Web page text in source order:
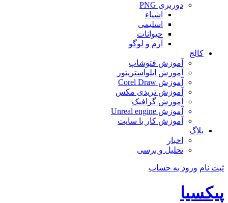
دوربری PNG
اشیاء
اسلیمی
حیوانات
آرم و لوگو
کالج
آموزش فتوشاپ
آموزش ایلواستریتور
آموزش Corel Draw
آموزش تریدی مکس
آموزش گرافیک
آموزش Unreal engine
آموزش کار با سایت
بلاگ
اخبار
تحلیل و برسی
ثبت نام ورود به حساب
پیکسیا